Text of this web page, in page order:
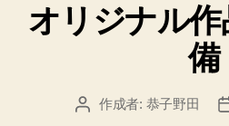
ゴ
リ
ー
オリジナル
備
投 作成者: 恭子野田